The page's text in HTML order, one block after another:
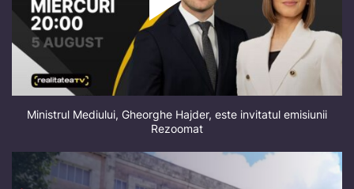
Ministrul Mediului, Gheorghe Hajder, este invitatul emisiunii
Rezoomat